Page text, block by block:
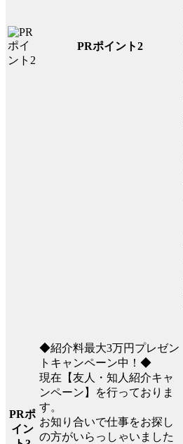
PRポイント2
PRポ
イン
◆紹介料最大3万円プレゼン
トキャンペーン中！◆
現在【友人・知人紹介キャ
ンペーン】を行っておりま
す。
お知り合いで仕事をお探し
の方がいらっしゃいました